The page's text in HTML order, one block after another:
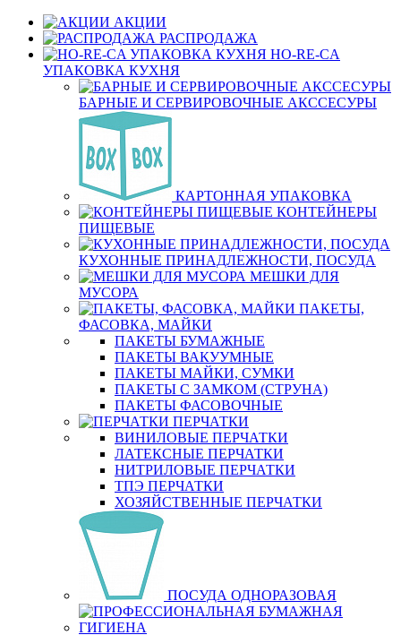
АКЦИИ
РАСПРОДАЖА
HO-RE-CA
УПАКОВКА КУХНЯ
БАРНЫЕ И СЕРВИРОВОЧНЫЕ АКССЕСУРЫ
КАРТОННАЯ УПАКОВКА
КОНТЕЙНЕРЫ
ПИЩЕВЫЕ
КУХОННЫЕ ПРИНАДЛЕЖНОСТИ, ПОСУДА
МЕШКИ ДЛЯ
МУСОРА
ПАКЕТЫ,
ФАСОВКА, МАЙКИ
ПАКЕТЫ БУМАЖНЫЕ
ПАКЕТЫ ВАКУУМНЫЕ
ПАКЕТЫ МАЙКИ, СУМКИ
ПАКЕТЫ С ЗАМКОМ (СТРУНА)
ПАКЕТЫ ФАСОВОЧНЫЕ
ПЕРЧАТКИ
ВИНИЛОВЫЕ ПЕРЧАТКИ
ЛАТЕКСНЫЕ ПЕРЧАТКИ
НИТРИЛОВЫЕ ПЕРЧАТКИ
ТПЭ ПЕРЧАТКИ
ХОЗЯЙСТВЕННЫЕ ПЕРЧАТКИ
ПОСУДА ОДНОРАЗОВАЯ